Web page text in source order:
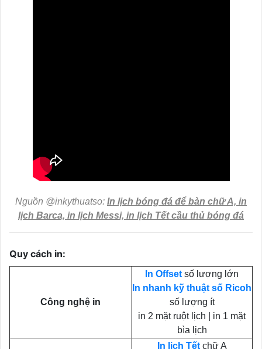
Nguồn @inkythuatso: In lịch bóng đá để bàn chữ A, in
lịch Barca, in lịch Messi, in lịch Tết cầu thủ bóng đá
Quy cách in:
Công nghệ in
In Offsetsố lượng lớn
In nhanh kỹ thuật số Ricoh
số lượng ít
in 2 mặt ruột lịch | in 1 mặt
bìa lịch
In lịch Tếtchữ A